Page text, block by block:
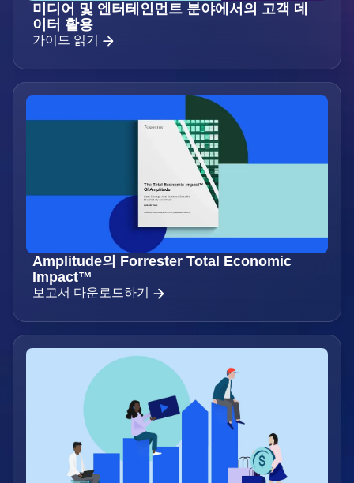
미디어 및 엔터테인먼트 분야에서의 고객 데
이터 활용
가이드 읽기
Amplitude의 Forrester Total Economic
Impact™
보고서 다운로드하기